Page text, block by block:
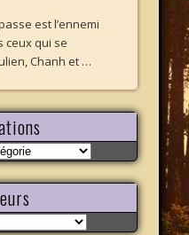
est l’ennemi
ceux qui se
Chanh et …